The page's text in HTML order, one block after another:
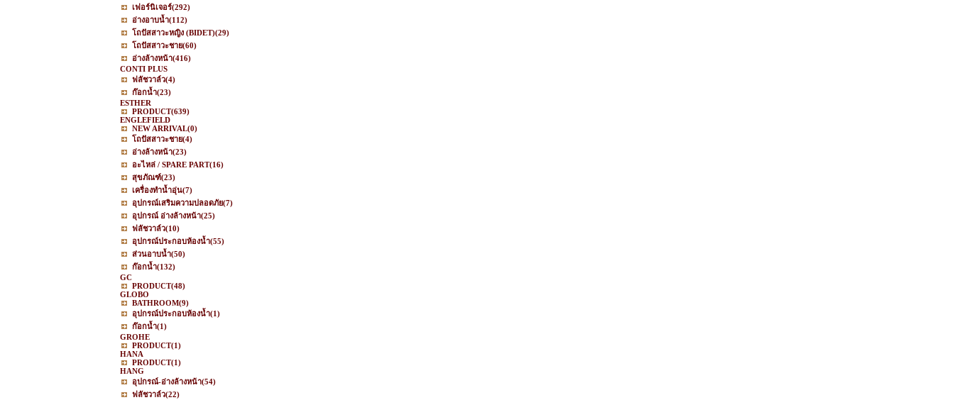
เฟอร์นิเจอร์(292)
อ่างอาบน้ำ(112)
โถปัสสาวะหญิง (BIDET)(29)
โถปัสสาวะชาย(60)
อ่างล้างหน้า(416)
CONTI PLUS
ฟลัชวาล์ว(4)
ก๊อกน้ำ(23)
ESTHER
PRODUCT(639)
ENGLEFIELD
NEW ARRIVAL(0)
โถปัสสาวะชาย(4)
อ่างล้างหน้า(23)
อะไหล่ / SPARE PART(16)
สุขภัณฑ์(23)
เครื่องทำน้ำอุ่น(7)
อุปกรณ์เสริมความปลอดภัย(7)
อุปกรณ์ อ่างล้างหน้า(25)
ฟลัชวาล์ว(10)
อุปกรณ์ประกอบห้องน้ำ(55)
ส่วนอาบน้ำ(50)
ก๊อกน้ำ(132)
GC
PRODUCT(48)
GLOBO
BATHROOM(9)
อุปกรณ์ประกอบห้องน้ำ(1)
ก๊อกน้ำ(1)
GROHE
PRODUCT(1)
HANA
PRODUCT(1)
HANG
อุปกรณ์-อ่างล้างหน้า(54)
ฟลัชวาล์ว(22)